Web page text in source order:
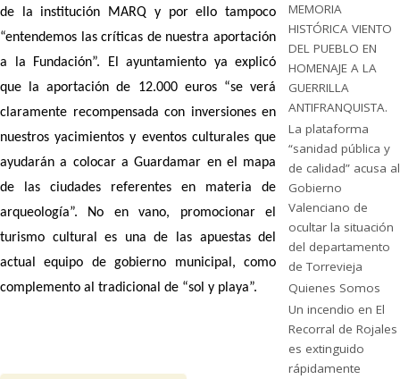
de la institución MARQ y por ello tampoco
“entendemos las críticas de nuestra aportación
a la Fundación”. El ayuntamiento ya explicó
que la aportación de 12.000 euros “se verá
claramente recompensada con inversiones en
nuestros yacimientos y eventos culturales que
ayudarán a colocar a Guardamar en el mapa
de las ciudades referentes en materia de
arqueología”. No en vano, promocionar el
turismo cultural es una de las apuestas del
actual equipo de gobierno municipal, como
complemento al tradicional de “sol y playa”.
MEMORIA
HISTÓRICA VIENTO
DEL PUEBLO EN
HOMENAJE A LA
GUERRILLA
ANTIFRANQUISTA.
La plataforma
“sanidad pública y
de calidad” acusa al
Gobierno
Valenciano de
ocultar la situación
del departamento
de Torrevieja
Quienes Somos
Un incendio en El
Recorral de Rojales
es extinguido
rápidamente